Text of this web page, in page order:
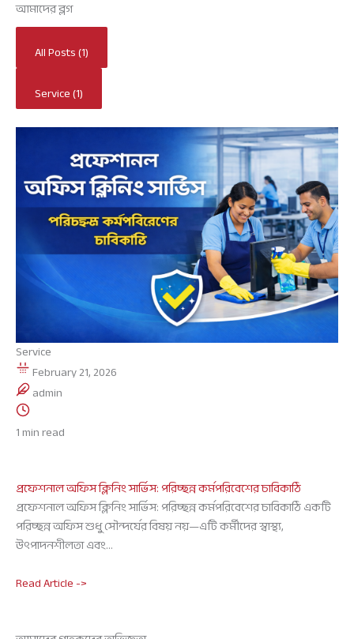
আমাদের ব্লগ
All Posts (1)
Service (1)
Service
February 21, 2026
admin
1 min read
প্রফেশনাল অফিস ক্লিনিং সার্ভিস: পরিচ্ছন্ন কর্মপরিবেশের চাবিকাঠি
প্রফেশনাল অফিস ক্লিনিং সার্ভিস: পরিচ্ছন্ন কর্মপরিবেশের চাবিকাঠি একটি
পরিচ্ছন্ন অফিস শুধু সৌন্দর্যের বিষয় নয়—এটি কর্মীদের স্বাস্থ্য,
উৎপাদনশীলতা এবং…
Read Article ->